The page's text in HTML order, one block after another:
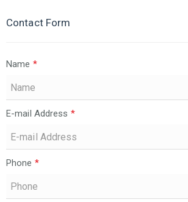
Contact Form
Name *
E-mail Address *
Phone *